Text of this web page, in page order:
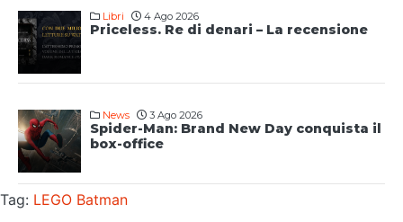
Libri 4 Ago 2026
Priceless. Re di denari – La recensione
News 3 Ago 2026
Spider-Man: Brand New Day conquista il
box-office
Tag: LEGO Batman